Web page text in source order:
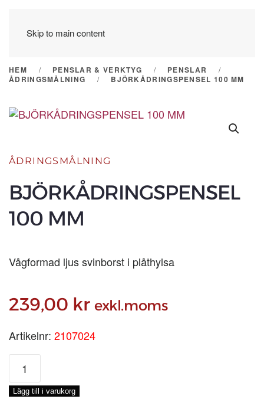
Skip to main content
HEM PENSLAR & VERKTYG
PENSLAR
ÅDRINGSMÅLNING
BJÖRKÅDRINGSPENSEL 100 MM
ÅDRINGSMÅLNING
BJÖRKÅDRINGSPENSEL
100 MM
Vågformad ljus svinborst i plåthylsa
239,00 kr exkl.moms
Artikelnr: 2107024
BJÖRKÅDRINGSPENSEL
100
MM
mängd
Lägg till i varukorg